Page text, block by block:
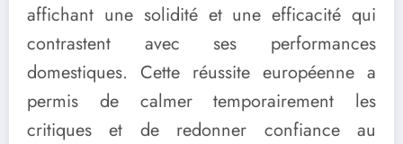
affichant une solidité et une efficacité qui
contrastent avec ses performances
domestiques. Cette réussite européenne a
permis de calmer temporairement les
critiques et de redonner confiance au